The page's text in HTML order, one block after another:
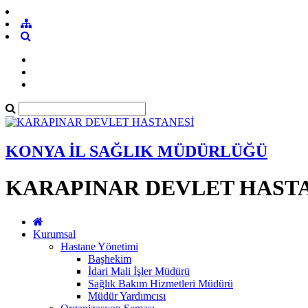
KONYA İL SAĞLIK MÜDÜRLÜĞÜ
KARAPINAR DEVLET
Kurumsal
Hastane Yönetimi
Başhekim
İdari Mali İşler Müdürü
Sağlık Bakım Hizmetleri Müdürü
Müdür Yardımcısı